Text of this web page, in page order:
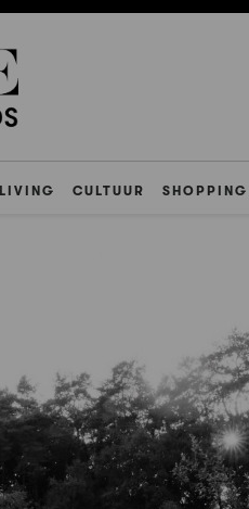
LIVING CULTUUR SHOPPING